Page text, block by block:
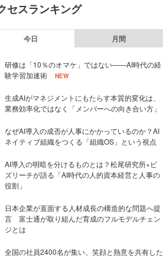
セスランキング
今日 月間
研修は「10％のオマケ」ではない——AI時代の経
験学習加速術
NEW
生成AIがマネジメントにもたらす本質的変化は、
業務効率化ではなく「メンバーへの向き合い方」
なぜAI導入の成否が人事にかかっているのか？AI
ネイティブ組織をつくる「組織OS」という視点
AI導入の明暗を分けるものとは？松尾研究所×ビ
ズリーチが語る「AI時代の人的資本経営と人事の
役割」
日本企業が直面する人材成長の構造的な問題へ提
言 富士通が取り組んだ育成のフルモデルチェン
ジとは
全国の社員2400名が集い、笑顔と熱意を共有した